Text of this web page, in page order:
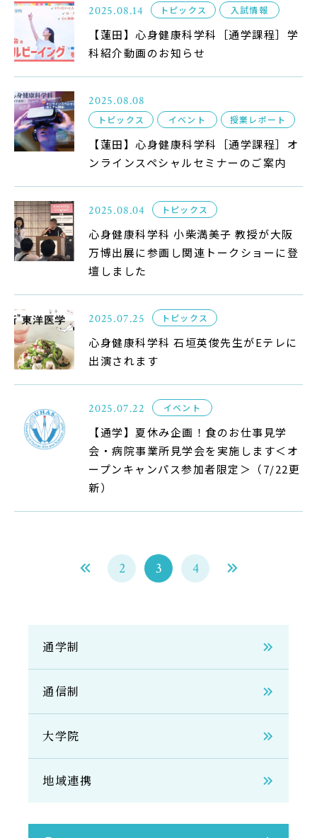
企業・病院の方
お問い合わせ
よくある質問
お知らせ
サイトポリシー
サイトマップ
教員等採用情報
UHASウォッチ
English
同窓会
公式SNS
2025.08.14 トピックス 入試情報
【蓮田】心身健康科学科［通学課程］学
科紹介動画のお知らせ
2025.08.08
トピックス イベント 授業レポート
【蓮田】心身健康科学科［通学課程］オ
ンラインスペシャルセミナーのご案内
2025.08.04 トピックス
心身健康科学科 小柴満美子 教授が大阪
万博出展に参画し関連トークショーに登
壇しました
2025.07.25 トピックス
心身健康科学科 石垣英俊先生がEテレに
出演されます
2025.07.22 イベント
【通学】夏休み企画！食のお仕事見学
会・病院事業所見学会を実施します＜オ
ープンキャンパス参加者限定＞（7/22更
新）
2 3 4
通学制
通信制
大学院
地域連携